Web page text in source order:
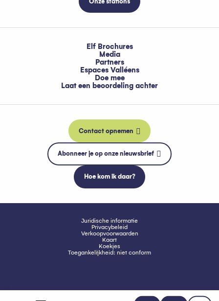
Elf Brochures
Media
Partners
Espaces Valléens
Doe mee
Laat een beoordeling achter
Contact opnemen
Abonneer je op onze nieuwsbrief
Hoe kom ik daar?
Juridische informatie
Privacybeleid
Verkoopvoorwaarden
Kaart
Koekjes
Toegankelijkheid: niet conform